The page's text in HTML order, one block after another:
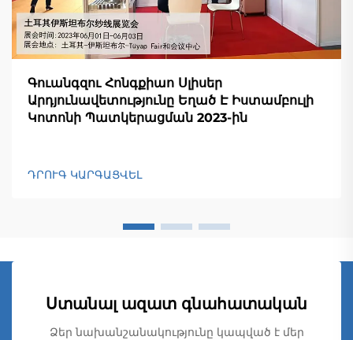
Գուանգզու Հոնգքիաո Սլիսեր
Արդյունավետությունը Եղած Է Իստամբուլի
Կոտոնի Պատկերացման 2023-ին
ԴՐՈՒԳ ԿԱՐԳԱՑՎԵԼ
Ստանալ ազատ գնահատական
Ձեր նախանշանակությունը կապված է մեր